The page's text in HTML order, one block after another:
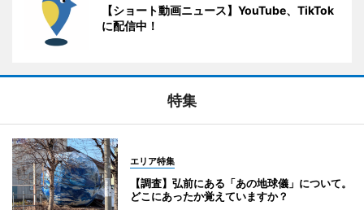
【ショート動画ニュース】YouTube、TikTok
に配信中！
特集
エリア特集
【調査】弘前にある「あの地球儀」について。
どこにあったか覚えていますか？